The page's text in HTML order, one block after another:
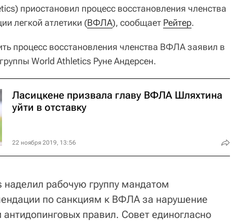
приостановил процесс восстановления членства
легкой атлетики (ВФЛА), сообщает Рейтер.
процесс восстановления членства ВФЛА заявил в
World Athletics Руне Андерсен.
Ласицкене призвала главу ВФЛА Шляхтина
уйти в отставку
22 ноября 2019, 13:56
наделил рабочую группу мандатом
по санкциям к ВФЛА за нарушение
антидопинговых правил. Совет единогласно